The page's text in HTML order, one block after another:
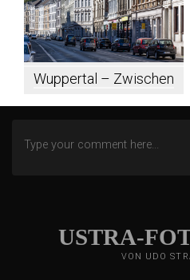
Wuppertal – Zwischen
USTRA-
VON UDO